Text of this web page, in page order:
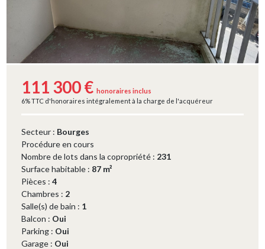
111 300 €honoraires inclus
6% TTC d'honoraires intégralement à la charge de l'acquéreur
Secteur : Bourges
Procédure en cours
Nombre de lots dans la copropriété : 231
Surface habitable : 87 m²
Pièces :4
Chambres : 2
Salle(s) de bain : 1
Balcon : Oui
Parking : Oui
Garage : Oui